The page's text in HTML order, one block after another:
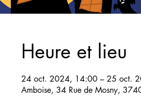
Heure et lieu
24 oct. 2024, 14:00 – 25 oct.
Amboise, 34 Rue de Mosny,